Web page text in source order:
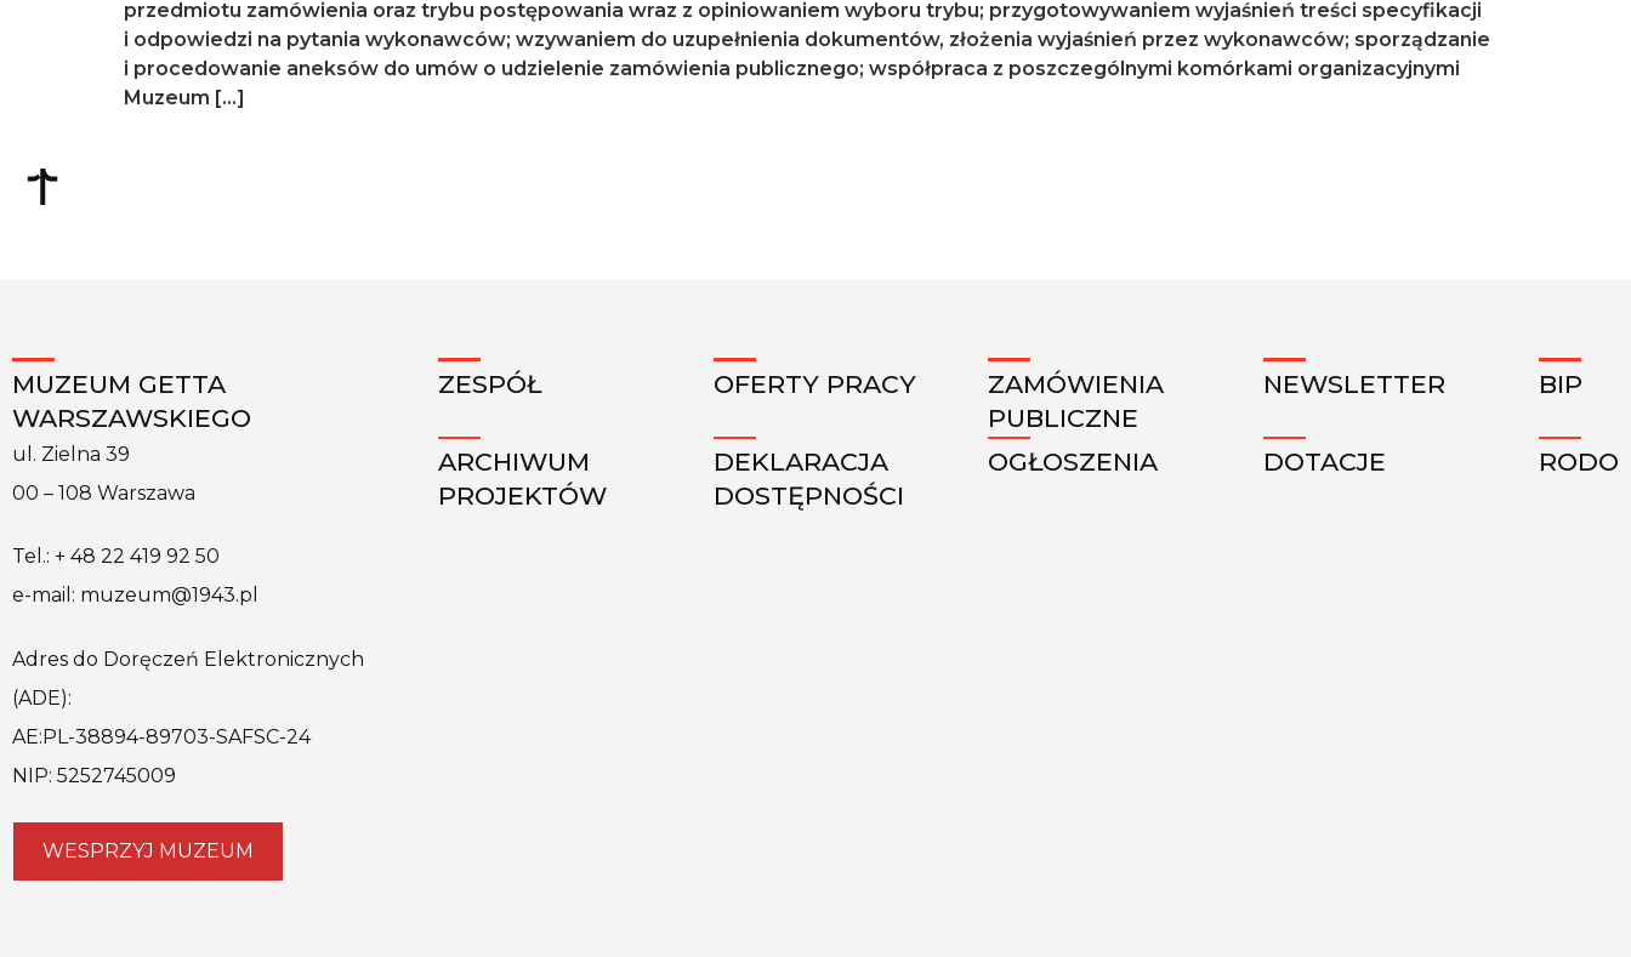
przedmiotu zamówienia oraz trybu postępowania wraz z opiniowaniem wyboru trybu; przygotowywaniem wyjaśnień treści specyfikacji
i odpowiedzi na pytania wykonawców; wzywaniem do uzupełnienia dokumentów, złożenia wyjaśnień przez wykonawców; sporządzanie
i procedowanie aneksów do umów o udzielenie zamówienia publicznego; współpraca z poszczególnymi komórkami organizacyjnymi
Muzeum […]
MUZEUM GETTA
WARSZAWSKIEGO
ul. Zielna 39
00 – 108 Warszawa
Tel.: + 48 22 419 92 50
e-mail: muzeum@1943.pl
Adres do Doręczeń Elektronicznych
(ADE):
AE:PL-38894-89703-SAFSC-24
NIP: 5252745009
WESPRZYJ MUZEUM
ZESPÓŁ
ARCHIWUM
PROJEKTÓW
OFERTY PRACY
DEKLARACJA
DOSTĘPNOŚCI
ZAMÓWIENIA
PUBLICZNE
OGŁOSZENIA
NEWSLETTER
DOTACJE
BIP
RODO